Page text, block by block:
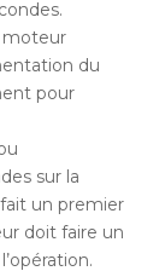
moteur
du
pour
sur la
un premier
doit faire un